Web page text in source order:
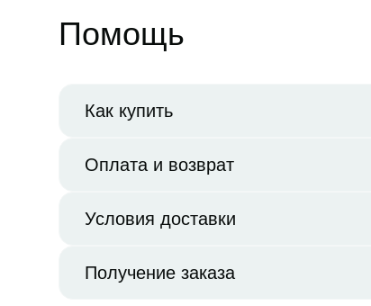
Помощь
Как купить
Оплата и возврат
Условия доставки
Получение заказа